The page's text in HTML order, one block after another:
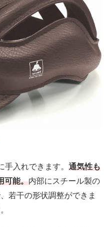
入れできます。 通気性も
可能。内部にスチール製の
若干の形状調整ができま